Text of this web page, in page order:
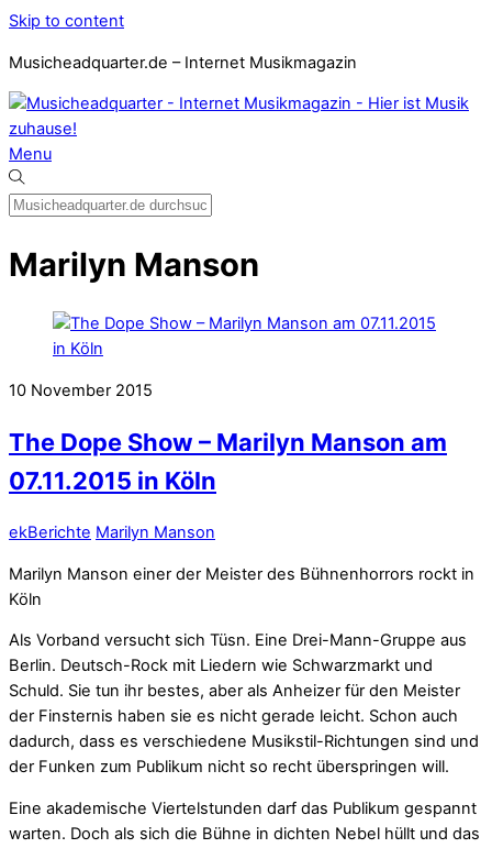
Skip to content
Musicheadquarter.de – Internet Musikmagazin
Menu
Marilyn Manson
10 November 2015
The Dope Show – Marilyn Manson am
07.11.2015 in Köln
ekBerichte Marilyn Manson
Marilyn Manson einer der Meister des Bühnenhorrors rockt in
Köln
Als Vorband versucht sich Tüsn. Eine Drei-Mann-Gruppe aus
Berlin. Deutsch-Rock mit Liedern wie Schwarzmarkt und
Schuld. Sie tun ihr bestes, aber als Anheizer für den Meister
der Finsternis haben sie es nicht gerade leicht. Schon auch
dadurch, dass es verschiedene Musikstil-Richtungen sind und
der Funken zum Publikum nicht so recht überspringen will.
Eine akademische Viertelstunden darf das Publikum gespannt
warten. Doch als sich die Bühne in dichten Nebel hüllt und das